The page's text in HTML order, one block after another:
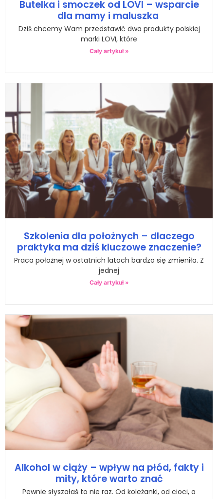
Butelka i smoczek od LOVI – wsparcie
dla mamy i maluszka
Dziś chcemy Wam przedstawić dwa produkty polskiej
marki LOVI, które
Cały artykuł »
Szkolenia dla położnych – dlaczego
praktyka ma dziś kluczowe znaczenie?
Praca położnej w ostatnich latach bardzo się zmieniła. Z
jednej
Cały artykuł »
Alkohol w ciąży – wpływ na płód, fakty i
mity, które warto znać
Pewnie słyszałaś to nie raz. Od koleżanki, od cioci, a